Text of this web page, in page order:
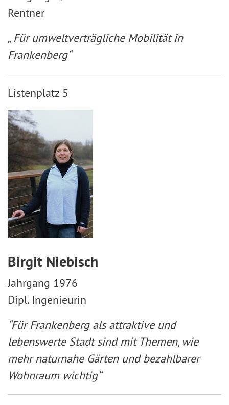
Rentner
„ Für umweltverträgliche Mobilität in
Frankenberg“
Listenplatz 5
Birgit Niebisch
Jahrgang 1976
Dipl. Ingenieurin
“Für Frankenberg als attraktive und
lebenswerte Stadt sind mit Themen, wie
mehr naturnahe Gärten und bezahlbarer
Wohnraum wichtig“